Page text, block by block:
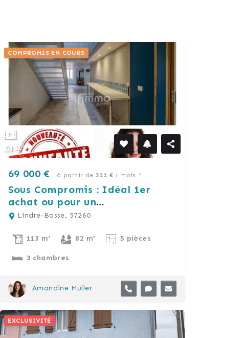
12
COMPROMIS EN COURS
69 000 € à partir de311 € / mois *
Sous Compromis : Idéal 1er
achat ou pour un
investissement locatif.
Lindre-Basse, 57260
113 m² 82 m² 5 pièces
3 chambres
Amandine Muller
EXCLUSIVITÉ